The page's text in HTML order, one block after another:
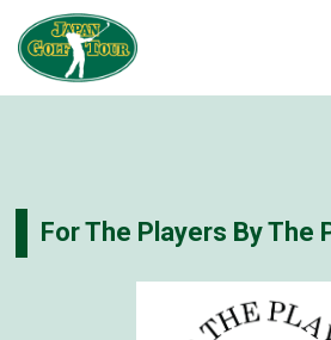
For The Players By The